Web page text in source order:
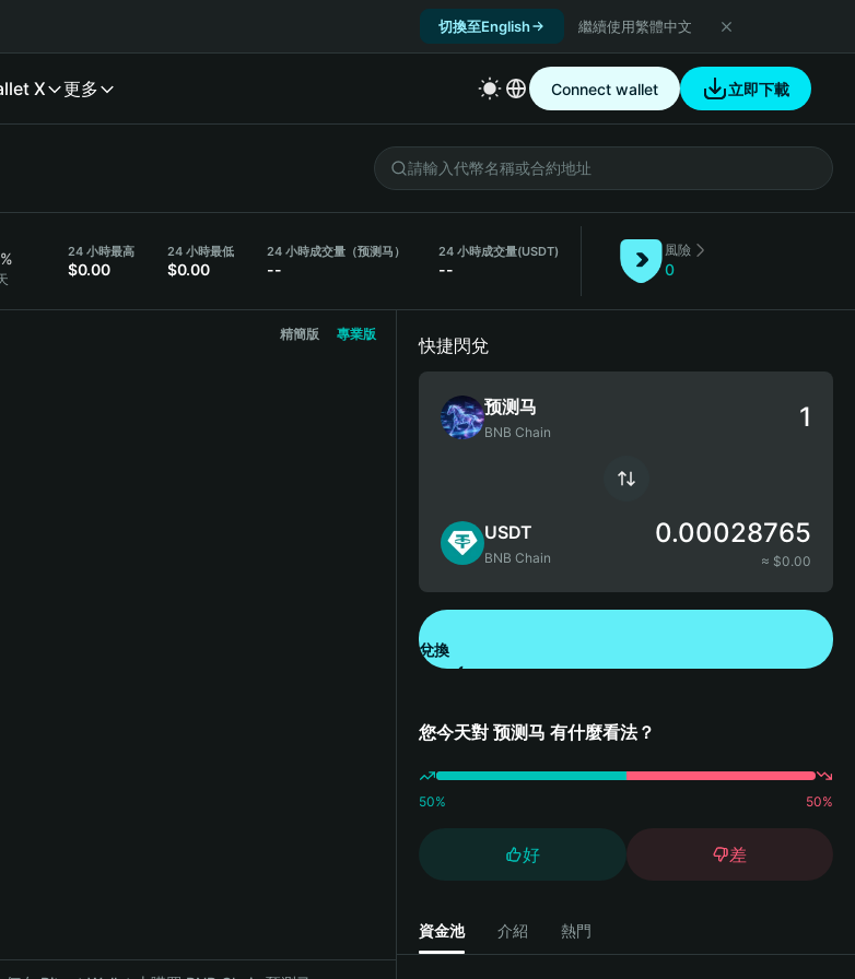
切換至English 繼續使用繁體中文
X 更多 Connect wallet 立即下載
24 小時最高
$0.00
24 小時最低
$0.00
24 小時成交量（预测马）
--
24 小時成交量(USDT)
--
風險
0
精簡版 專業版
快捷閃兌
预测马
BNB Chain
USDT
BNB Chain
0.00028765
≈ $0.00
兌換
您今天對 预测马 有什麼看法？
50% 50%
好 差
資金池 介紹 熱門